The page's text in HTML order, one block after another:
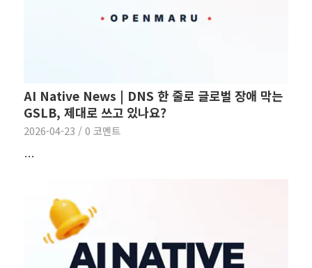
AI Native News | DNS 한 줄로 글로벌 장애 막는
GSLB, 제대로 쓰고 있나요?
2026-04-23 / 0 코멘트
…